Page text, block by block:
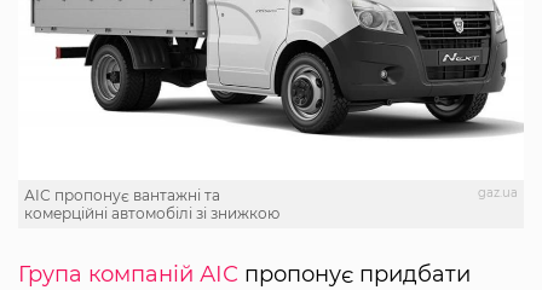
gaz.ua
АІС пропонує вантажні та
комерційні автомобілі зі знижкою
Група компаній АІС пропонує придбати